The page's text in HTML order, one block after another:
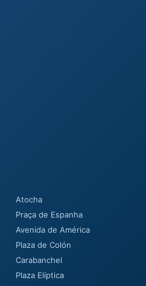
Atocha
Praça de Espanha
Avenida de América
Plaza de Colón
Carabanchel
Plaza Elíptica